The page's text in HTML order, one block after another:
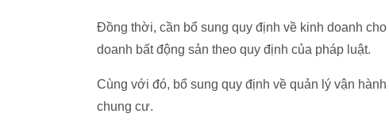
Đồng thời, cần bổ sung quy định về kinh doanh
doanh bất động sản theo quy định của pháp luật.
Cùng với đó, bổ sung quy định về quản lý vận
chung cư.